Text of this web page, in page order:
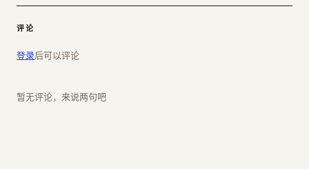
评论
登录后可以评论
暂无评论，来说两句吧